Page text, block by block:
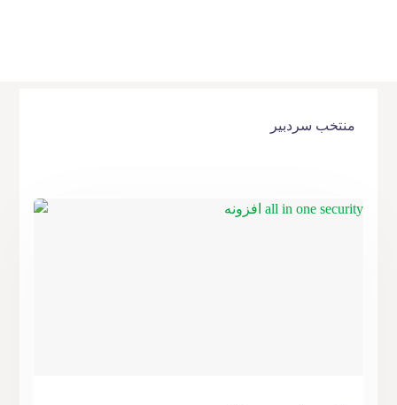
منتخب سردبیر